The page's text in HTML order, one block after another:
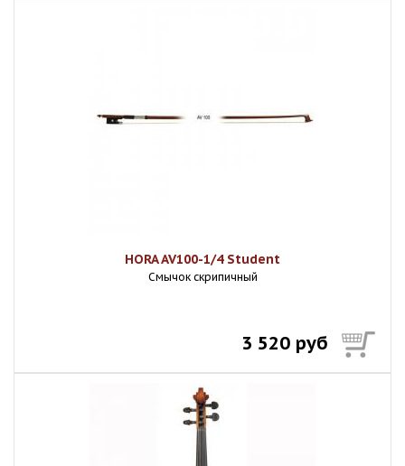
HORA AV100-1/4 Student
Смычок скрипичный
3 520 руб